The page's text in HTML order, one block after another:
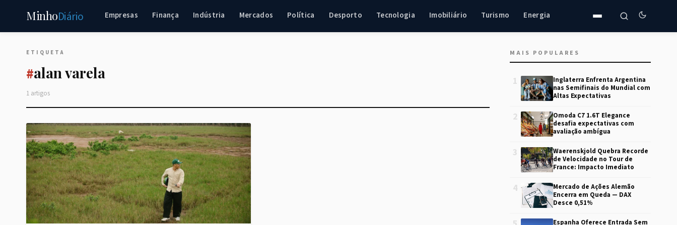
MinhoDiário Empresas Finança Indústria Mercados Política Desporto Tecnologia Imobiliário Turismo Energia
ETIQUETA
#alan varela
1 artigos
MAIS POPULARES
1
Inglaterra Enfrenta Argentina
nas Semifinais do Mundial com
Altas Expectativas
2
Omoda C7 1.6T Elegance
desafia expectativas com
avaliação ambígua
3
Waerenskjold Quebra Recorde
de Velocidade no Tour de
France: Impacto Imediato
4
Mercado de Ações Alemão
Encerra em Queda — DAX
Desce 0,51%
Espanha Oferece Entrada Sem